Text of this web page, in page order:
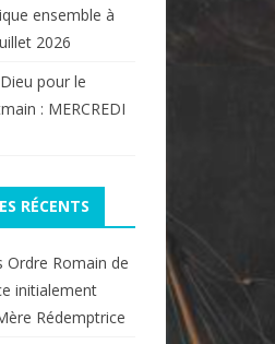
ensemble à
2026
pour le
: MERCREDI
RÉCENTS
Ordre Romain de
initialement
Rédemptrice